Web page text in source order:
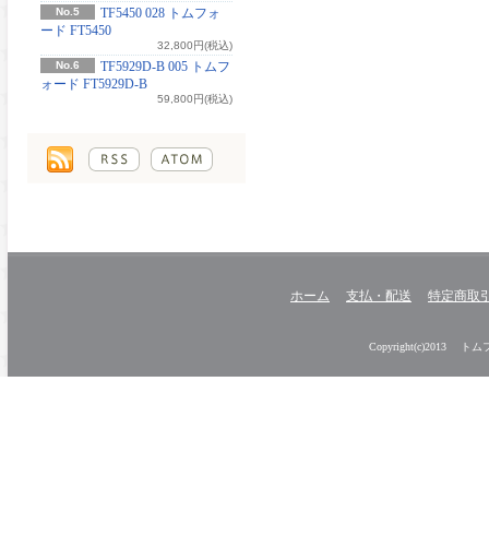
No.5
TF5450 028 トムフォ
ード FT5450
32,800円(税込)
No.6
TF5929D-B 005 トムフ
ォード FT5929D-B
59,800円(税込)
ホーム 支払・配送 特定商取
Copyright(c)2013 トム